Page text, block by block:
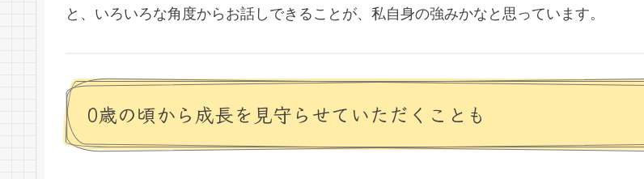
と、いろいろな角度からお話しできることが、私自身の強みかなと思っています。
0歳の頃から成長を見守らせていただくことも